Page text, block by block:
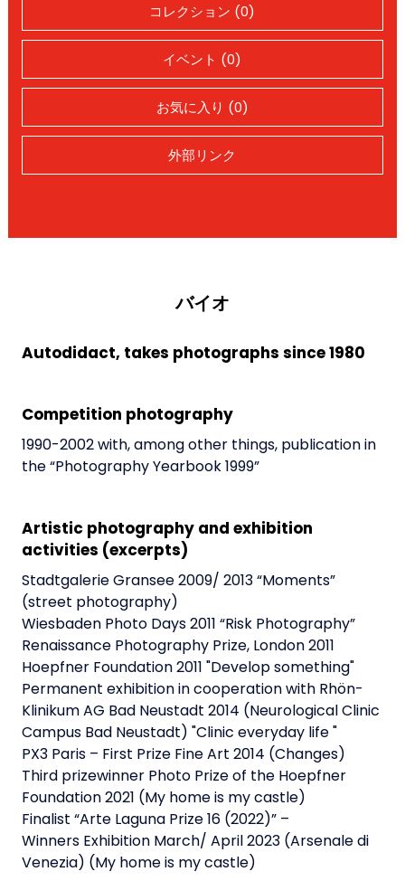
コレクション (0)
イベント (0)
お気に入り (0)
外部リンク
バイオ
Autodidact, takes photographs since 1980
Competition photography
1990-2002 with, among other things, publication in
the “Photography Yearbook 1999”
Artistic photography and exhibition
activities (excerpts)
Stadtgalerie Gransee 2009/ 2013 “Moments”
(street photography)
Wiesbaden Photo Days 2011 “Risk Photography”
Renaissance Photography Prize, London 2011
Hoepfner Foundation 2011 "Develop something"
Permanent exhibition in cooperation with Rhön-
KlinikumAG Bad Neustadt 2014 (Neurological Clinic
Campus Bad Neustadt) "Clinic everyday life "
PX3 Paris – First Prize Fine Art 2014 (Changes)
Third prizewinner Photo Prize of the Hoepfner
Foundation2021 (My home is my castle)
Finalist “Arte Laguna Prize 16 (2022)” –
Winners Exhibition March/ April 2023 (Arsenale di
Venezia) (My home is my castle)